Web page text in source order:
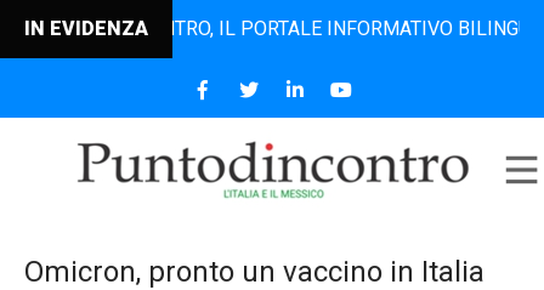
IN EVIDENZA IL PORTALE INFORMATIVO BILINGUE
Omicron, pronto un vaccino in Italia